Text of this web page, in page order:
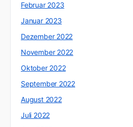
Februar 2023
Januar 2023
Dezember 2022
November 2022
Oktober 2022
September 2022
August 2022
Juli 2022